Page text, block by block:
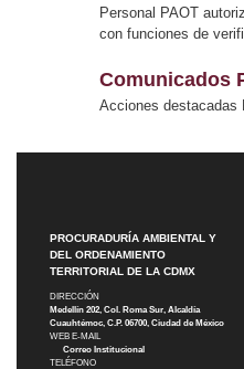
Personal PAOT
con funciones de
Comunicados
Acciones destacadas
PROCURADURÍA AMBIENTAL Y
DEL ORDENAMIENTO
TERRITORIAL DE LA CDMX
DIRECCIÓN
Medellín 202, Col. Roma Sur, Alcaldía
Cuauhtémoc, C.P. 06700, Ciudad de México
WEB E-MAIL
Correo Institucional
TELÉFONO